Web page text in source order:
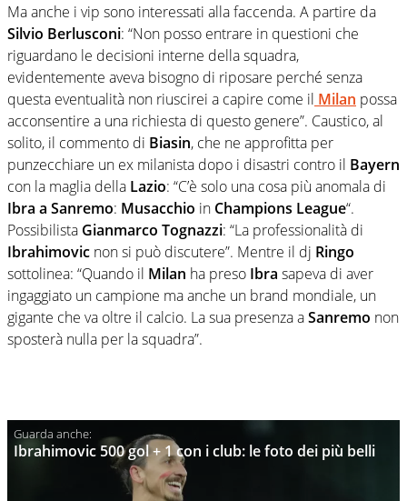
Ma anche i vip sono interessati alla faccenda. A partire da
Silvio Berlusconi: “Non posso entrare in questioni che
riguardano le decisioni interne della squadra,
evidentemente aveva bisogno di riposare perché senza
questa eventualità non riuscirei a capire come il Milan possa
acconsentire a una richiesta di questo genere”. Caustico, al
solito, il commento di Biasin, che ne approfitta per
punzecchiare un ex milanista dopo i disastri contro il Bayern
con la maglia della Lazio: “C’è solo una cosa più anomala di
Ibra a Sanremo: Musacchio in Champions League“.
Possibilista Gianmarco Tognazzi: “La professionalità di
Ibrahimovic non si può discutere”. Mentre il dj Ringo
sottolinea: “Quando il Milan ha preso Ibra sapeva di aver
ingaggiato un campione ma anche un brand mondiale, un
gigante che va oltre il calcio. La sua presenza aSanremo non
sposterà nulla per la squadra”.
Ibrahimovic 500 gol + 1 con i club: le foto dei più belli